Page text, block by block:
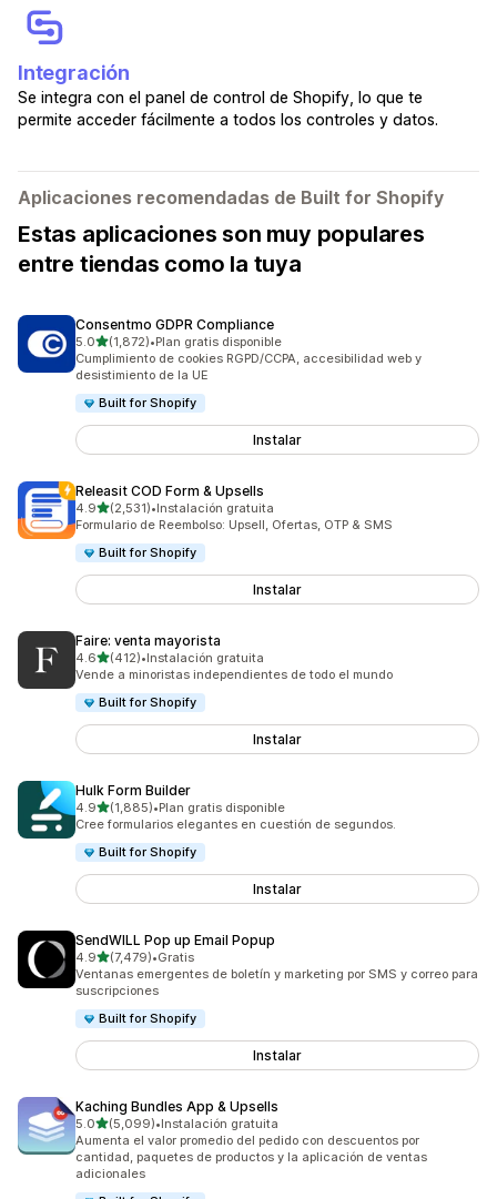
Integración
Se integra con el panel de control de Shopify, lo que te
permite acceder fácilmente a todos los controles y datos.
Aplicaciones recomendadas de Built for Shopify
Estas aplicaciones son muy populares
entre tiendas como la tuya
Consentmo GDPR Compliance
5.0de 5 estrellas
(1,872)
1872 reseñas en total
•Plan gratis disponible
Cumplimiento de cookies RGPD/CCPA, accesibilidad web y
desistimiento de la UE
Built for Shopify
Instalar
Releasit COD Form & Upsells
4.9de 5 estrellas
(2,531)
2531 reseñas en total
•Instalación gratuita
Formulario de Reembolso: Upsell, Ofertas, OTP & SMS
Built for Shopify
Instalar
Faire: venta mayorista
4.6de 5 estrellas
(412)
412 reseñas en total
•Instalación gratuita
Vende a minoristas independientes de todo el mundo
Built for Shopify
Instalar
Hulk Form Builder
4.9de 5 estrellas
(1,885)
1885 reseñas en total
•Plan gratis disponible
Cree formularios elegantes en cuestión de segundos.
Built for Shopify
Instalar
SendWILL Pop up Email Popup
4.9de 5 estrellas
(7,479)
7479 reseñas en total
•Gratis
Ventanas emergentes de boletín y marketing por SMS y correo para
suscripciones
Built for Shopify
Instalar
Kaching Bundles App & Upsells
5.0de 5 estrellas
(5,099)
5099 reseñas en total
•Instalación gratuita
Aumenta el valor promedio del pedido con descuentos por
cantidad, paquetes de productos y la aplicación de ventas
adicionales